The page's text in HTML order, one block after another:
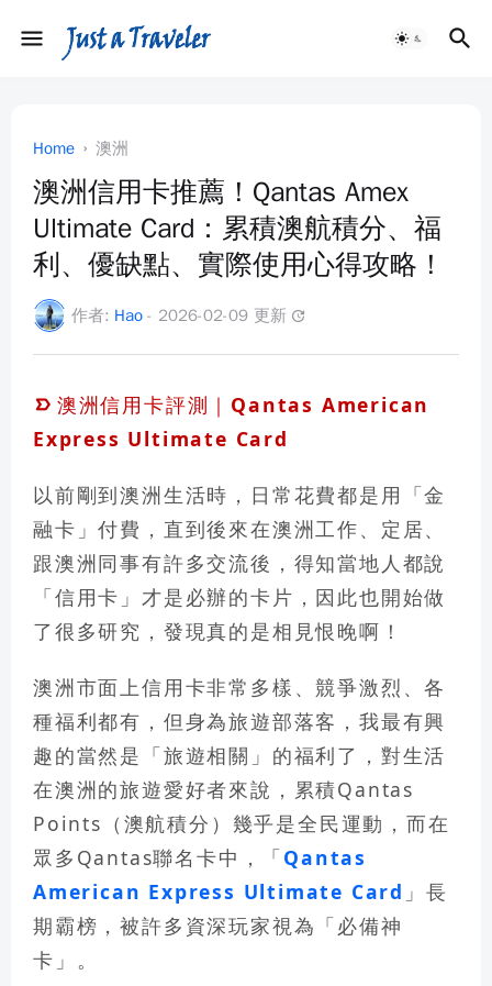
Home 澳洲
澳洲信用卡推薦！Qantas Amex
Ultimate Card：累積澳航積分、福
利、優缺點、實際使用心得攻略！
作者: Hao - 2026-02-09 更新 update
澳洲信用卡評測｜Qantas American
Express Ultimate Card
以前剛到澳洲生活時，日常花費都是用「金
融卡」付費，直到後來在澳洲工作、定居、
跟澳洲同事有許多交流後，得知當地人都說
「信用卡」才是必辦的卡片，因此也開始做
了很多研究，發現真的是相見恨晚啊！
澳洲市面上信用卡非常多樣、競爭激烈、各
種福利都有，但身為旅遊部落客，我最有興
趣的當然是「旅遊相關」的福利了，對生活
在澳洲的旅遊愛好者來說，累積Qantas
Points（澳航積分）幾乎是全民運動，而在
眾多Qantas聯名卡中，「Qantas
American Express Ultimate Card 」長
期霸榜，被許多資深玩家視為「必備神
卡 」。